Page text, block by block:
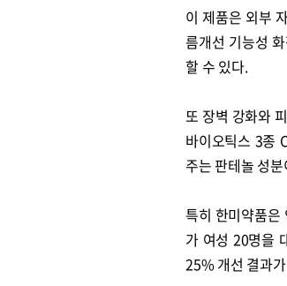
이 제품은 외부
름개선 기능성
할 수 있다.
또 장벽 강화와
바이오틱스 3종
주는 판테놀 성
특히 한미약품은
가 여성 20명을
25% 개선 결과